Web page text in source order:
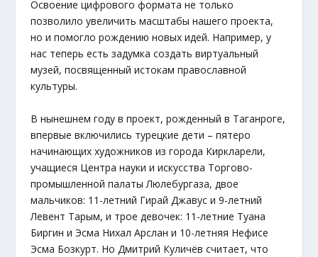
Освоение цифрового формата не только
позволило увеличить масштабы нашего проекта,
но и помогло рождению новых идей. Например, у
нас теперь есть задумка создать виртуальный
музей, посвященный истокам православной
культуры.
В нынешнем году в проект, рожденный в Таганроге,
впервые включились турецкие дети – пятеро
начинающих художников из города Киркларели,
учащиеся Центра науки и искусства Торгово-
промышленной палаты Люлебургаза, двое
мальчиков: 11-летний Гирай Джавус и 9-летний
Левент Тарым, и трое девочек: 11-летние Туана
Биргин и Эсма Нихал Арслан и 10-летняя Нефисе
Эсма Бозкурт. Но Дмитрий Куличёв считает, что